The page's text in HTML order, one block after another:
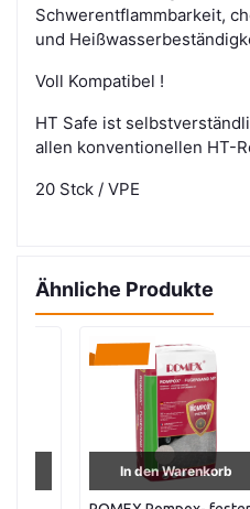
Schwerentflammbarkeit,
und
Voll Kompatibel !
HT Safe ist
allen konventionellen HT-
20 Stck / VPE
Ähnliche Produkte
In den Warenkorb